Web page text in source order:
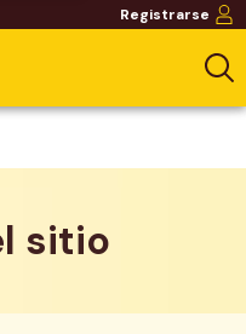
Registrarse
sitio